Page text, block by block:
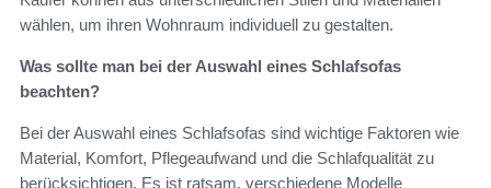
wählen, um ihren Wohnraum individuell zu gestalten.
Was sollte man bei der Auswahl eines Schlafsofas
beachten?
Bei der Auswahl eines Schlafsofas sind wichtige Faktoren wie
Material, Komfort, Pflegeaufwand und die Schlafqualität zu
berücksichtigen. Es ist ratsam, verschiedene Modelle